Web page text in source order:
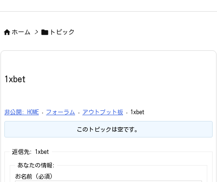
 ホーム >  トピック
1xbet
非公開: HOME › フォーラム › アウトプット板 › 1xbet
このトピックは空です。
返信先: 1xbet
あなたの情報:
お名前 (必須)